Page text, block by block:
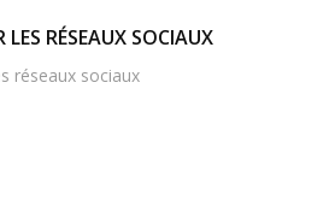
RÉSEAUX SOCIAUX
réseaux sociaux